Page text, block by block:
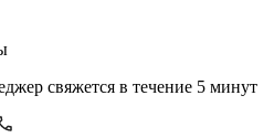
свяжется в течение 5 минут